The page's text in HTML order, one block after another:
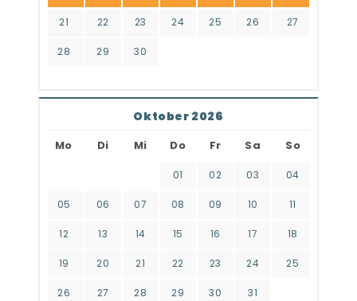
21 22 23 24 25 26 27
28 29 30
Oktober 2026
Mo Di Mi Do Fr Sa So
01 02 03 04
05 06 07 08 09 10 11
12 13 14 15 16 17 18
19 20 21 22 23 24 25
26 27 28 29 30 31